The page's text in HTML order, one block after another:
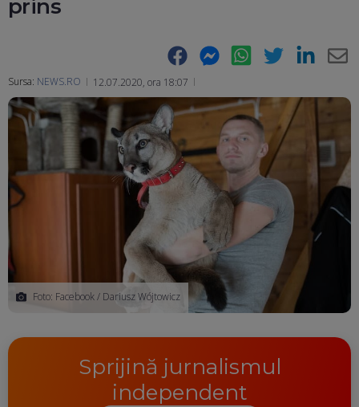
prins
Facebook Messenger WhatsApp Twitter LinkedIn
Sursa: NEWS.RO 12.07.2020, ora 18:07
Foto: Facebook / Dariusz Wójtowicz
Sprijină jurnalismul
independent